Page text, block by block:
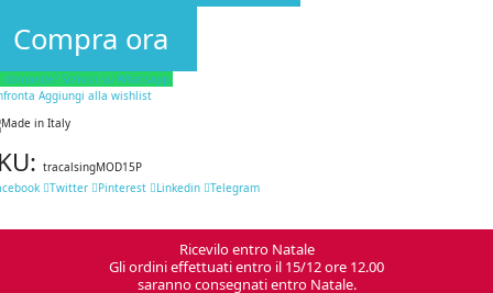
Compra ora
domande? Scrivici su Whatsapp.
Aggiungi alla wishlist
tracalsingMOD15P
Twitter Pinterest Linkedin Telegram
Ricevilo entro Natale
Gli ordini effettuati entro il 15/12 ore 12.00
saranno consegnati entro Natale.